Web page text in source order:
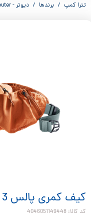
تترا کمپ برندها دیوتر - Deuter
کیف کمری پالس 3 از دیوتر Deuter Pulse 3
کد کالا: 4046051149448